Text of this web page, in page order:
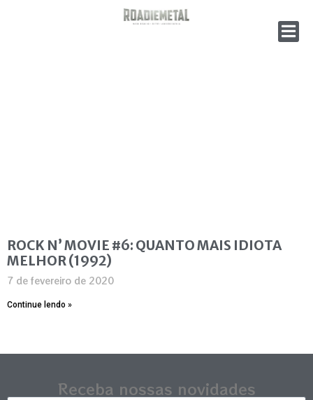
ROCK N’ MOVIE #6: QUANTO MAIS IDIOTA
MELHOR (1992)
7 de fevereiro de 2020
Continue lendo »
Receba nossas novidades